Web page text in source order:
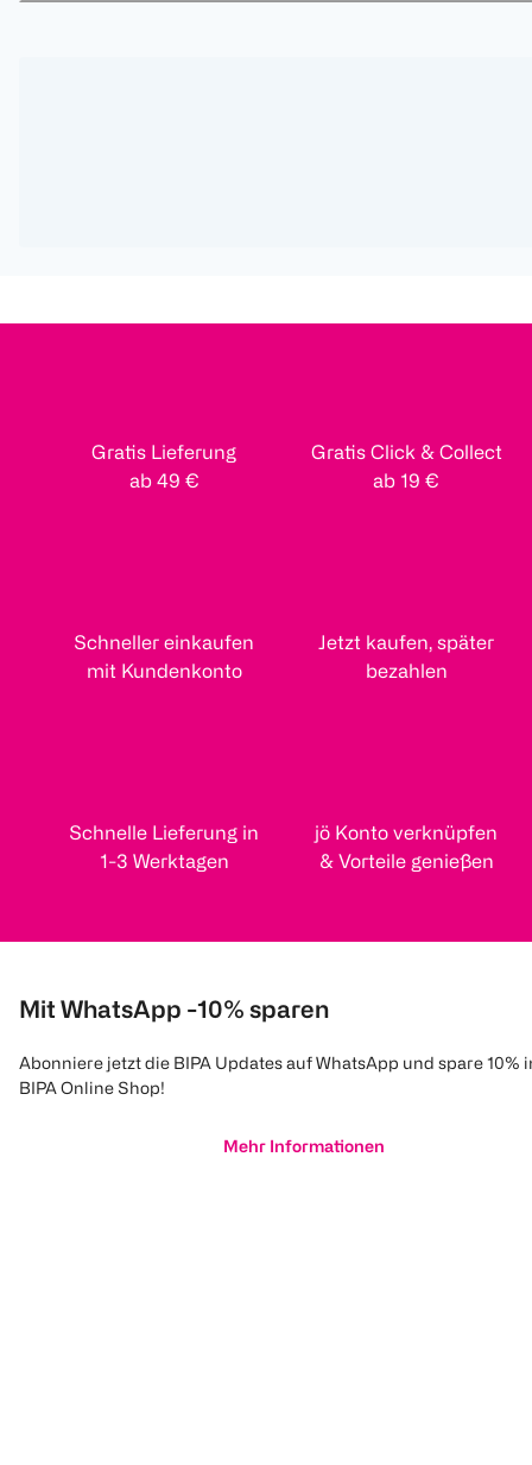
Gratis Lieferung
ab 49 €
Gratis Click & Collect
ab 19 €
Schneller einkaufen
mit Kundenkonto
Jetzt kaufen, später
bezahlen
Schnelle Lieferung in
1-3 Werktagen
jö Konto verknüpfen
& Vorteile genießen
Mit WhatsApp -10% sparen
Abonniere jetzt die BIPA Updates auf WhatsApp und spare 10%
BIPA Online Shop!
Mehr Informationen